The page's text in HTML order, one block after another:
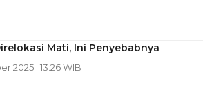
Mati, Ini Penyebabnya
2025 | 13:26 WIB